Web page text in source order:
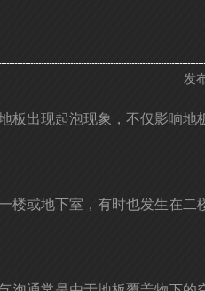
发
板出现起泡现象，不仅影响
楼或地下室，有时也发生在